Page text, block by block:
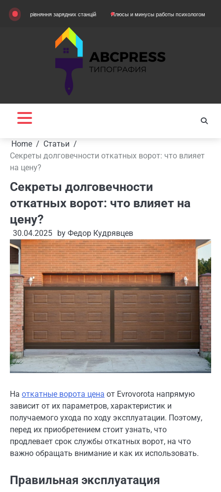
Skip
зарядних станцій Плюсы и минусы работы психологом Домашняя
Home
Статьи
Секреты долговечности откатных ворот: что влияет
на цену?
Секреты долговечности
откатных ворот: что влияет на
цену?
30.04.2025 by Федор Кудрявцев
На откатные ворота цена от Evrovorota напрямую
зависит от их параметров, характеристик и
получаемого ухода по ходу эксплуатации. Поэтому,
перед их приобретением стоит узнать, что
продлевает срок службы откатных ворот, на что
важно обращать внимание и как их использовать.
Правильная эксплуатация